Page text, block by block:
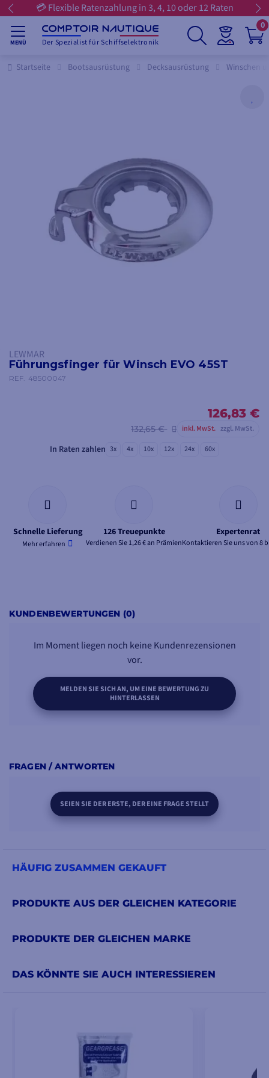
💳 Flexible Ratenzahlung in 3, 4, 10 oder 12 Raten
MENÜ Der Spezialist für Schiffselektronik
0
Startseite Bootsausrüstung Decksausrüstung Winschen
LEWMAR
Führungsfinger für Winsch EVO 45ST
REF. 48500047
126,83 €
132,65 € inkl. MwSt. zzgl. MwSt.
In Raten zahlen 3x 4x 10x 12x 24x 60x
Schnelle Lieferung
Mehr erfahren
126 Treuepunkte
Verdienen Sie 1,26 € an Prämien
Expertenrat
Kontaktieren Sie uns von 8
KUNDENBEWERTUNGEN (0)
Im Moment liegen noch keine Kundenrezensionen
vor.
MELDEN SIE SICH AN, UM EINE BEWERTUNG ZU
HINTERLASSEN
FRAGEN / ANTWORTEN
SEIEN SIE DER ERSTE, DER EINE FRAGE STELLT
HÄUFIG ZUSAMMEN GEKAUFT
PRODUKTE AUS DER GLEICHEN KATEGORIE
PRODUKTE DER GLEICHEN MARKE
DAS KÖNNTE SIE AUCH INTERESSIEREN